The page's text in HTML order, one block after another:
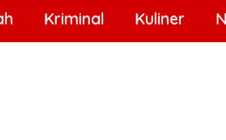
Kriminal Kuliner